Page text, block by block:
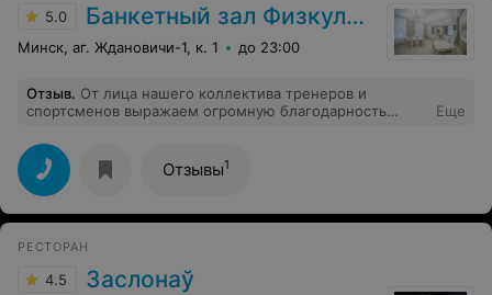
5.0 Банкетный зал Физкультурно-спортивной базы ФПБ
Минск, аг. Ждановичи-1, к. 1 до 23:00
Отзыв. От лица нашего коллектива тренеров и
спортсменов выражаем огромную благодарность
пищу, которую они нам готовили на протяжении всего
сбора. Наилучшие пожелания за ваше терпение и
понимание. Отдельное огромное спасибо повару и её
команде. Здоровья, успехов и благополучия в их
нелегком труде.
Еще
Отзывы1
РЕСТОРАН
4.5 Заслонаў